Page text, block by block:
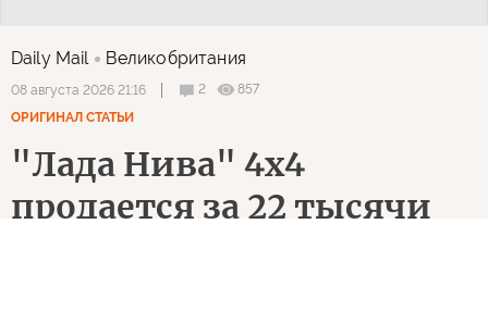
Daily Mail Великобритания
08 августа 2026 21:16
ОРИГИНАЛ СТАТЬИ
"Лада Нива" 4х4